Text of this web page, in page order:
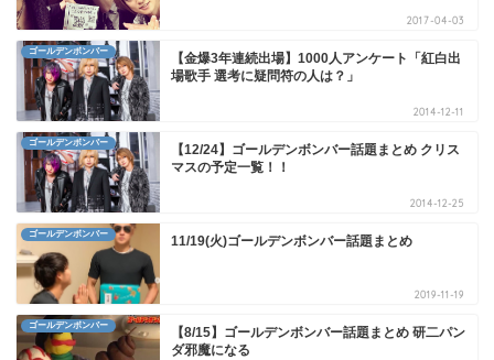
2017-04-03
ゴールデンボンバー
【金爆3年連続出場】1000人アンケート「紅白出
場歌手 選考に疑問符の人は？」
2014-12-11
ゴールデンボンバー
【12/24】ゴールデンボンバー話題まとめ クリス
マスの予定一覧！！
2014-12-25
ゴールデンボンバー 11/19(火)ゴールデンボンバー話題まとめ
2019-11-19
ゴールデンボンバー
【8/15】ゴールデンボンバー話題まとめ 研二パン
ダ邪魔になる